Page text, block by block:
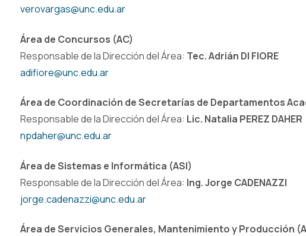
verovargas@unc.edu.ar
Área de Concursos (AC)
Responsable de la Dirección del Área: Tec. Adrián DI FIORE
adifiore@unc.edu.ar
Área de Coordinación de Secretarías de Departamentos
Responsable de la Dirección del Área: Lic. Natalia PEREZ DAHER
npdaher@unc.edu.ar
Área de Sistemas e Informática (ASI)
Responsable de la Dirección del Área: Ing. Jorge CADENAZZI
jorge.cadenazzi@unc.edu.ar
Área de Servicios Generales, Mantenimiento y Producción